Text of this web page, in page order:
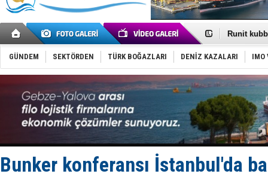
Fairline,
Runit
Dünyanın
Türk
Hüseyin
Hat-San
Med
Tekne, su
Dışişleri
Kruvaziyer
GÜNDEM SEKTÖRDEN TÜRK BOĞAZLARI DENİZ KAZALARI IMO
Bunker konferansı İstanbul'da